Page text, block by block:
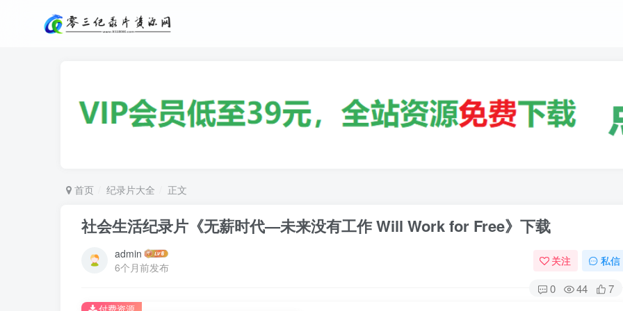
首页 纪录片大全 正文
社会生活纪录片《无薪时代—未来没有工作 Will Work for Free》下载
admin
6个月前发布
关注 私信
0 44 7